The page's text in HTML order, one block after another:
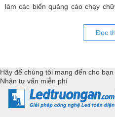
làm các biển quảng cáo chạy
nhiều lĩnh vực của cuộc sống.
YRL,...Tư vấn giả pháp, hỗ
ứng dụng trang trí led.
Đọc
Hãy để chúng tôi mang đến cho
Nhận tư vấn miễn phí